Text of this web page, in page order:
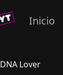
Inicio
DNA Lover